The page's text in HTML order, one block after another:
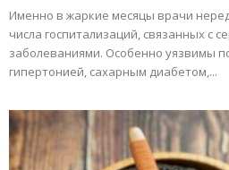
Именно в жаркие месяцы врачи
числа госпитализаций, связанных с
заболеваниями. Особенно уязвимы
гипертонией, сахарным диабетом,...